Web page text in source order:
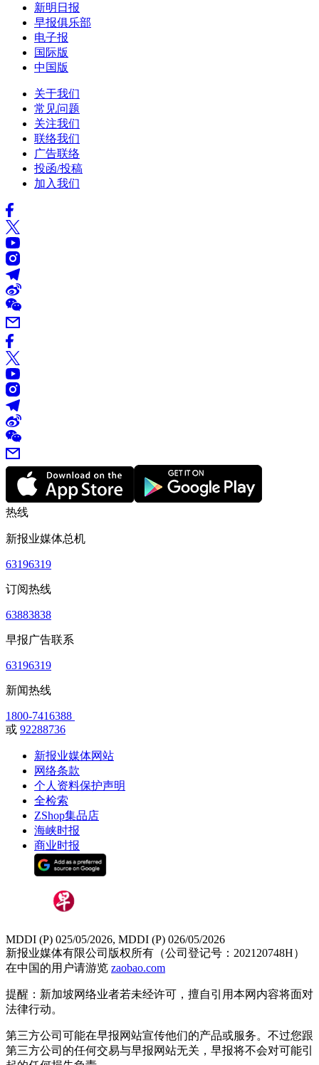
新明日报
早报俱乐部
电子报
国际版
中国版
关于我们
常见问题
关注我们
联络我们
广告联络
投函/投稿
加入我们
热线
新报业媒体总机
63196319
订阅热线
63883838
早报广告联系
63196319
新闻热线
1800-7416388
或 92288736
新报业媒体网站
网络条款
个人资料保护声明
全检索
ZShop集品店
海峡时报
商业时报
MDDI (P) 025/05/2026, MDDI (P) 026/05/2026
新报业媒体有限公司版权所有（公司登记号：202120748H）
在中国的用户请游览 zaobao.com
提醒：新加坡网络业者若未经许可，擅自引用本网内容将面对
法律行动。
第三方公司可能在早报网站宣传他们的产品或服务。不过您跟
第三方公司的任何交易与早报网站无关，早报将不会对可能引